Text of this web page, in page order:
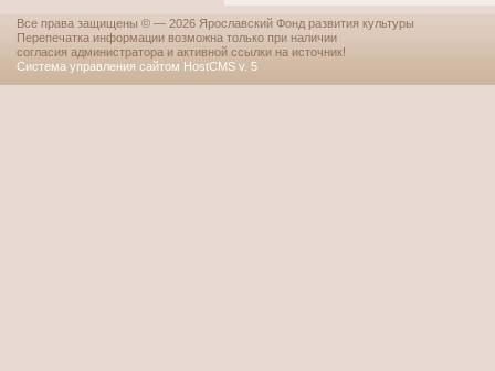
Все права защищены © — 2026 Ярославский Фонд развития культуры
Перепечатка информации возможна только при наличии
согласия администратора и активной ссылки на источник!
Система управления сайтом HostCMS v. 5